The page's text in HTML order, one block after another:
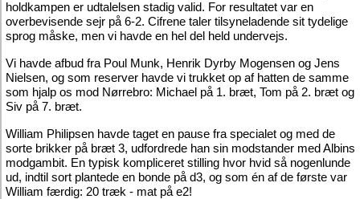
holdkampen er udtalelsen stadig valid. For resultatet var en
overbevisende sejr på 6-2. Cifrene taler tilsyneladende sit tydelige
sprog måske, men vi havde en hel del held undervejs.
Vi havde afbud fra Poul Munk, Henrik Dyrby Mogensen og Jens
Nielsen, og som reserver havde vi trukket op af hatten de samme
som hjalp os mod Nørrebro: Michael på 1. bræt, Tom på 2. bræt og
Siv på 7. bræt.
William Philipsen havde taget en pause fra specialet og med de
sorte brikker på bræt 3, udfordrede han sin modstander med Albins
modgambit. En typisk kompliceret stilling hvor hvid så nogenlunde
ud, indtil sort plantede en bonde på d3, og som én af de første var
William færdig: 20 træk - mat på e2!